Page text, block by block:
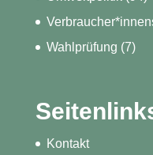
Wahlprüfung (7)
Kontakt